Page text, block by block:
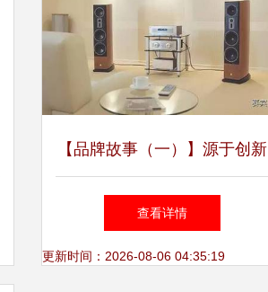
【品牌故事（一）】源于创新
热情与技术天赋 DENON（天
龙）的百年辉煌
查看详情
更新时间：2026-08-06 04:35:19